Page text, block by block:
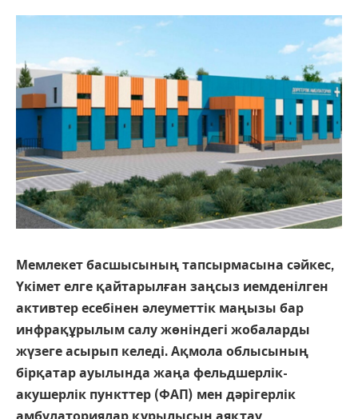
Мемлекет басшысының тапсырмасына сәйкес,
Үкімет елге қайтарылған заңсыз иемденілген
активтер есебінен әлеуметтік маңызы бар
инфрақұрылым салу жөніндегі жобаларды
жүзеге асырып келеді. Ақмола облысының
бірқатар ауылында жаңа фельдшерлік-
акушерлік пункттер (ФАП) мен дәрігерлік
амбулаториялар құрылысын аяқтау